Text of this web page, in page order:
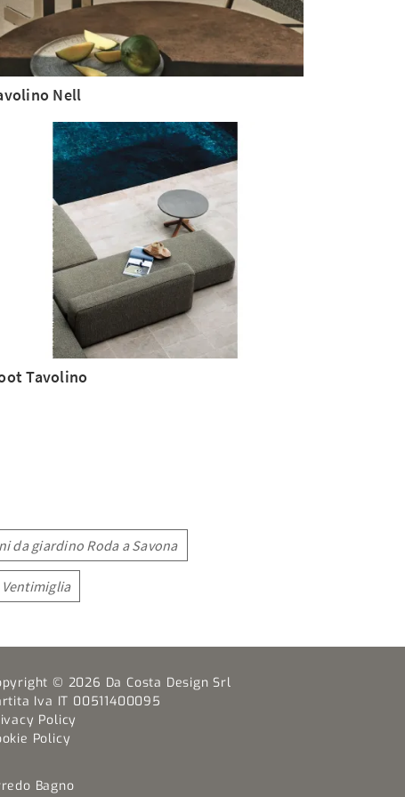
Nell
Tavolino
da giardino Roda a Savona
© 2026 Da Costa Design Srl
Iva IT 00511400095
Policy
Policy
Bagno